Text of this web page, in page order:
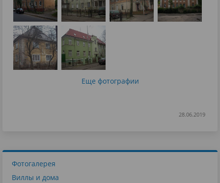
Еще фотографии
28.06.2019
Фотогалерея
Виллы и дома